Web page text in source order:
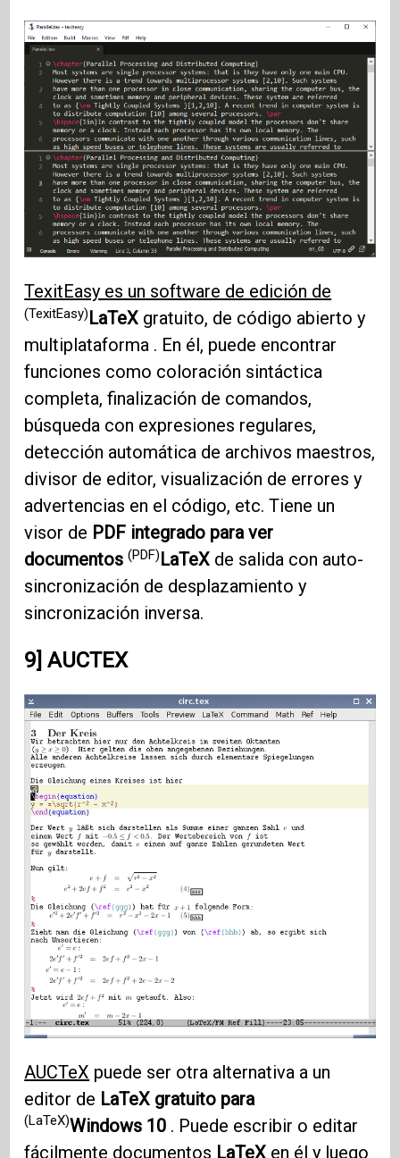
TexitEasy es un software de edición de
(TexitEasy)LaTeX gratuito, de código abierto y
multiplataforma . En él, puede encontrar
funciones como coloración sintáctica
completa, finalización de comandos,
búsqueda con expresiones regulares,
detección automática de archivos maestros,
divisor de editor, visualización de errores y
advertencias en el código, etc. Tiene un
visor de PDF integrado para ver
documentos(PDF)LaTeX de salida con auto-
sincronización de desplazamiento y
sincronización inversa.
9] AUCTEX
AUCTeX puede ser otra alternativa a un
editor de LaTeX gratuito para
(LaTeX)Windows 10 . Puede escribir o editar
fácilmente documentos LaTeX en él y luego